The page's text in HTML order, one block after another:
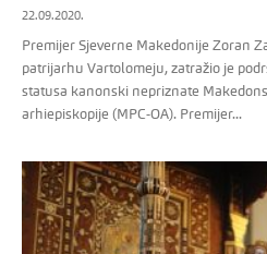
22.09.2020.
Premijer Sjeverne Makedonije Zoran
patrijarhu Vartolomeju, zatražio je
statusa kanonski nepriznate
arhiepiskopije (MPC-OA). Premijer...